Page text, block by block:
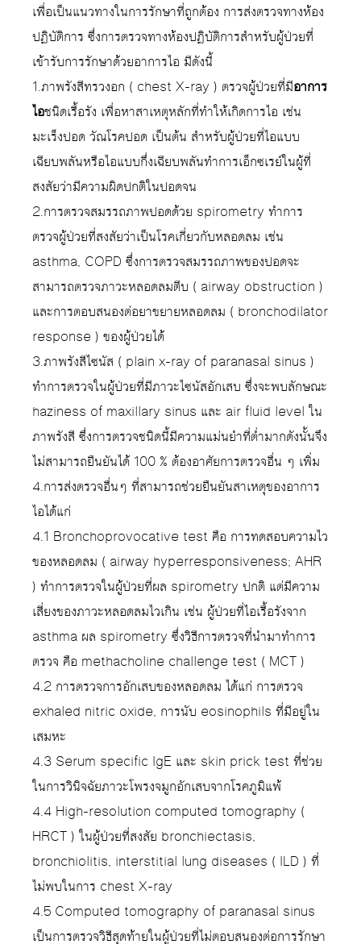
เพื่อเป็นแนวทางในการรักษาที่ถูกต้อง การส่งตรวจทางห้อง
ปฏิบัติการ ซึ่งการตรวจทางห้องปฏิบัติการสำหรับผู้ป่วยที่
เข้ารับการรักษาด้วยอาการไอ มีดังนี้
1.ภาพรังสีทรวงอก ( chest X-ray ) ตรวจผู้ป่วยที่มีอาการ
ไอชนิดเรื้อรัง เพื่อหาสาเหตุหลักที่ทำให้เกิดการไอ เช่น
มะเร็งปอด วัณโรคปอด เป็นต้น สำหรับผู้ป่วยที่ไอแบบ
เฉียบพลันหรือไอแบบกึ่งเฉียบพลันทำการเอ็กซเรย์ในผู้ที่
สงสัยว่ามีความผิดปกติในปอดจน
2.การตรวจสมรรถภาพปอดด้วย spirometry ทำการ
ตรวจผู้ป่วยที่สงสัยว่าเป็นโรคเกี่ยวกับหลอดลม เช่น
asthma, COPD ซึ่งการตรวจสมรรถภาพของปอดจะ
สามารถตรวจภาวะหลอดลมตีบ ( airway obstruction )
และการตอบสนองต่อยาขยายหลอดลม ( bronchodilator
response ) ของผู้ป่วยได้
3.ภาพรังสีไซนัส ( plain x-ray of paranasal sinus )
ทำการตรวจในผู้ป่วยที่มีภาวะไซนัสอักเสบ ซึ่งจะพบลักษณะ
haziness of maxillary sinus และ air fluid level ใน
ภาพรังสี ซึ่งการตรวจชนิดนี้มีความแม่นยำที่ต่ำมากดังนั้นจึง
ไม่สามารถยืนยันได้ 100 % ต้องอาศัยการตรวจอื่น ๆ เพิ่ม
4.การส่งตรวจอื่นๆ ที่สามารถช่วยยืนยันสาเหตุของอาการ
ไอได้แก่
4.1 Bronchoprovocative test คือ การทดสอบความไว
ของหลอดลม ( airway hyperresponsiveness; AHR
) ทำการตรวจในผู้ป่วยที่ผล spirometry ปกติ แต่มีความ
เสี่ยงของภาวะหลอดลมไวเกิน เช่น ผู้ป่วยที่ไอเรื้อรังจาก
asthma ผล spirometry ซึ่งวิธีการตรวจที่นำมาทำการ
ตรวจ คือ methacholine challenge test ( MCT )
4.2 การตรวจการอักเสบของหลอดลม ได้แก่ การตรวจ
exhaled nitric oxide, การนับ eosinophils ที่มีอยู่ใน
เสมหะ
4.3 Serum specific IgE และ skin prick test ที่ช่วย
ในการวินิจฉัยภาวะโพรงจมูกอักเสบจากโรคภูมิแพ้
4.4 High-resolution computed tomography (
HRCT ) ในผู้ป่วยที่สงสัย bronchiectasis,
bronchiolitis, interstitial lung diseases ( ILD ) ที่
ไม่พบในการ chest X-ray
4.5 Computed tomography of paranasal sinus
เป็นการตรวจวิธีสุดท้ายในผู้ป่วยที่ไม่ตอบสนองต่อการรักษา